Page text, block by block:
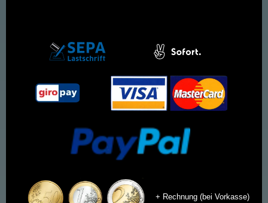
+ Rechnung (bei Vorkasse)